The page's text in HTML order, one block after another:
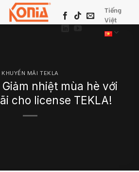
Tiếng
Việt
KHUYẾN MÃI TEKLA
Giảm nhiệt mùa hè với
cho license TEKLA!